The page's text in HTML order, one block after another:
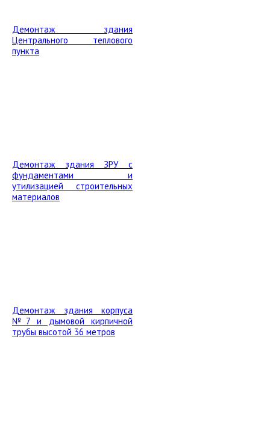
Демонтаж здания
Центрального теплового
пункта
Демонтаж здания ЗРУ с
фундаментами и
утилизацией строительных
материалов
Демонтаж здания корпуса
№7 и дымовой кирпичной
трубы высотой 36 метров